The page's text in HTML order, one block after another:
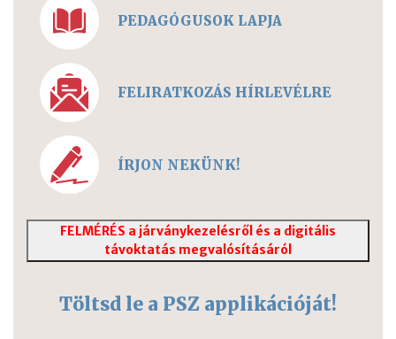
PEDAGÓGUSOK LAPJA
FELIRATKOZÁS HÍRLEVÉLRE
ÍRJON NEKÜNK!
FELMÉRÉS a járványkezelésről és a digitális
távoktatás megvalósításáról
Töltsd le a PSZ applikációját!